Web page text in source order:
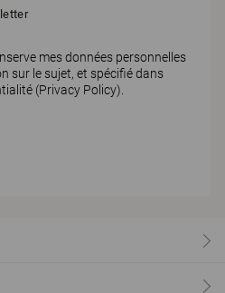
mes données personnelles
sur le sujet, et spécifié dans
(Privacy Policy)